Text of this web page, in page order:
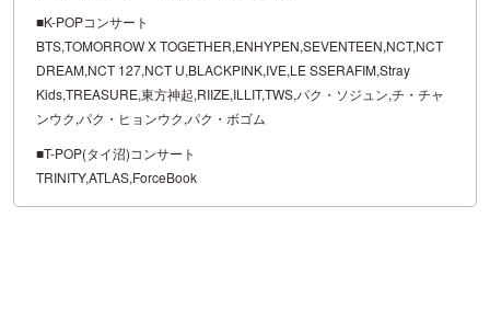
■K-POPコンサート
BTS,TOMORROW X TOGETHER,ENHYPEN,SEVENTEEN,NCT,NCT
DREAM,NCT 127,NCT U,BLACKPINK,IVE,LE SSERAFIM,Stray
Kids,TREASURE,東方神起,RIIZE,ILLIT,TWS,パク・ソジュン,チ・チャ
ンウク,パク・ヒョンウク,パク・ボゴム
■T-POP(タイ沼)コンサート
TRINITY,ATLAS,ForceBook